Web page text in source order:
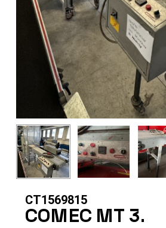
CT1569815
COMEC MT 3.